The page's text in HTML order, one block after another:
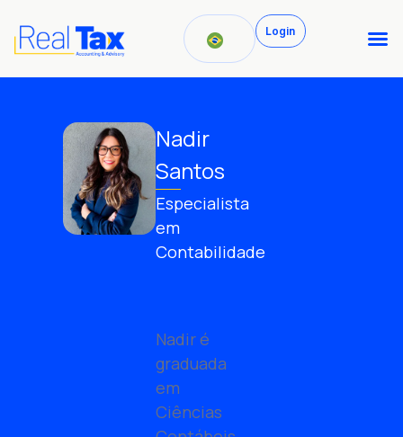
Login
Nadir
Santos
Especialista
em
Contabilidade
Nadir é
graduada
em
Ciências